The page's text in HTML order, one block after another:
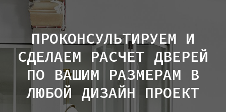
ПРОКОНСУЛЬТИРУЕМ И
СДЕЛАЕМ РАСЧЕТ ДВЕРЕЙ
ПО ВАШИМ РАЗМЕРАМ В
ЛЮБОЙ ДИЗАЙН ПРОЕКТ